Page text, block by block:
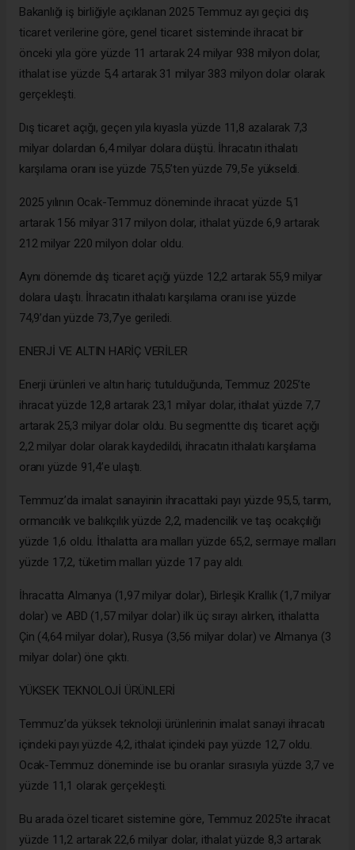
Bakanlığı iş birliğiyle açıklanan 2025 Temmuz ayı geçici dış
ticaret verilerine göre, genel ticaret sisteminde ihracat bir
önceki yıla göre yüzde 11 artarak 24 milyar 938 milyon dolar,
ithalat ise yüzde 5,4 artarak 31 milyar 383 milyon dolar olarak
gerçekleşti.
Dış ticaret açığı, geçen yıla kıyasla yüzde 11,8 azalarak 7,3
milyar dolardan 6,4 milyar dolara düştü. İhracatın ithalatı
karşılama oranı ise yüzde 75,5’ten yüzde 79,5’e yükseldi.
2025 yılının Ocak-Temmuz döneminde ihracat yüzde 5,1
artarak 156 milyar 317 milyon dolar, ithalat yüzde 6,9 artarak
212 milyar 220 milyon dolar oldu.
Aynı dönemde dış ticaret açığı yüzde 12,2 artarak 55,9 milyar
dolara ulaştı. İhracatın ithalatı karşılama oranı ise yüzde
74,9’dan yüzde 73,7’ye geriledi.
ENERJİ VE ALTIN HARİÇ VERİLER
Enerji ürünleri ve altın hariç tutulduğunda, Temmuz 2025’te
ihracat yüzde 12,8 artarak 23,1 milyar dolar, ithalat yüzde 7,7
artarak 25,3 milyar dolar oldu. Bu segmentte dış ticaret açığı
2,2 milyar dolar olarak kaydedildi, ihracatın ithalatı karşılama
oranı yüzde 91,4’e ulaştı.
Temmuz’da imalat sanayinin ihracattaki payı yüzde 95,5, tarım,
ormancılık ve balıkçılık yüzde 2,2, madencilik ve taş ocakçılığı
yüzde 1,6 oldu. İthalatta ara malları yüzde 65,2, sermaye malları
yüzde 17,2, tüketim malları yüzde 17 pay aldı.
İhracatta Almanya (1,97 milyar dolar), Birleşik Krallık (1,7 milyar
dolar) ve ABD (1,57 milyar dolar) ilk üç sırayı alırken, ithalatta
Çin (4,64 milyar dolar), Rusya (3,56 milyar dolar) ve Almanya (3
milyar dolar) öne çıktı.
YÜKSEK TEKNOLOJİ ÜRÜNLERİ
Temmuz’da yüksek teknoloji ürünlerinin imalat sanayi ihracatı
içindeki payı yüzde 4,2, ithalat içindeki payı yüzde 12,7 oldu.
Ocak-Temmuz döneminde ise bu oranlar sırasıyla yüzde 3,7 ve
yüzde 11,1 olarak gerçekleşti.
Bu arada özel ticaret sistemine göre, Temmuz 2025’te ihracat
yüzde 11,2 artarak 22,6 milyar dolar, ithalat yüzde 8,3 artarak